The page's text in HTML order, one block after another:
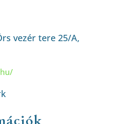
vezér tere 25/A,